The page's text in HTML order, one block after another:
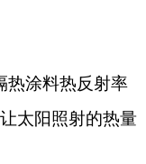
热涂料热反射率
太阳照射的热量